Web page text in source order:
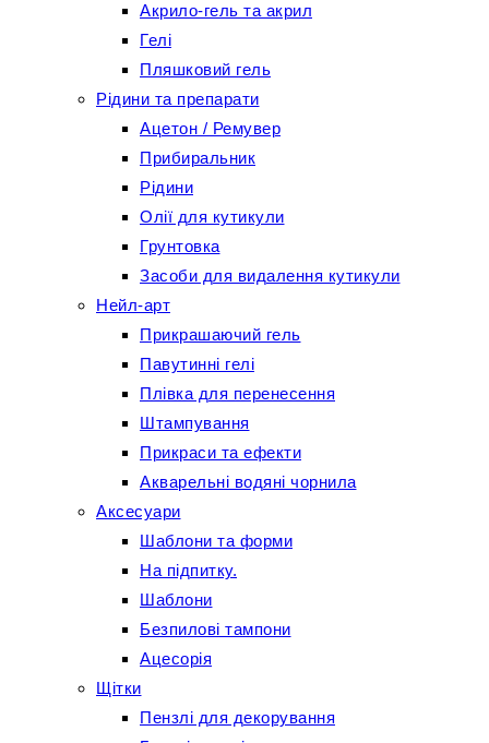
Акрило-гель та акрил
Гелі
Пляшковий гель
Рідини та препарати
Ацетон / Ремувер
Прибиральник
Рідини
Олії для кутикули
Грунтовка
Засоби для видалення кутикули
Нейл-арт
Прикрашаючий гель
Павутинні гелі
Плівка для перенесення
Штампування
Прикраси та ефекти
Акварельні водяні чорнила
Аксесуари
Шаблони та форми
На підпитку.
Шаблони
Безпилові тампони
Ацесорія
Щітки
Пензлі для декорування